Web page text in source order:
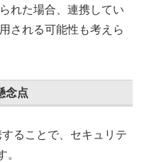
れた場合、連携してい
される可能性も考えら
念点
ることで、セキュリテ
。